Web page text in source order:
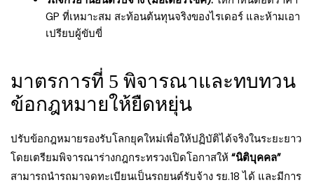
GP ที่เหมาะสม สะท้อนต้นทุนจริงของไรเดอร์ และห้ามเอา
เปรียบผู้ขับขี่
มาตรการที่ 5 พิจารณาและทบทวน
ข้อกฎหมายให้ยืดหยุ่น
ปรับข้อกฎหมายรองรับโลกยุคใหม่เพื่อให้ปฏิบัติได้จริงในระยะยาว
โดยเตรียมพิจารณาร่างกฎกระทรวงเปิดโอกาสให้ “นิติบุคคล”
สามารถนำรถมาจดทะเบียนเป็นรถยนต์รับจ้าง รย.18 ได้ และมีการ